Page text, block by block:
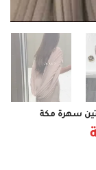
سهرة مكة